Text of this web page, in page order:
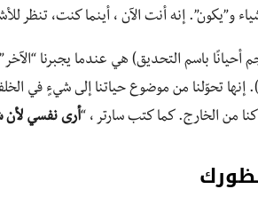
و”يكون”. إنه أنت الآن ، أينما كنت، تنظر
من الخارج. كما كتب سارتر ، “أرى نفسي لأن